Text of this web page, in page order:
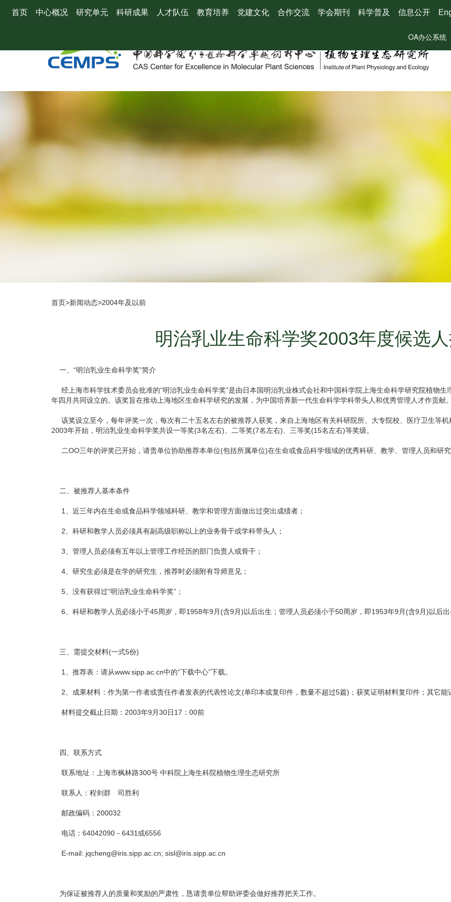
首页 中心概况 研究单元 科研成果 人才队伍 教育培养 党建文化 合作交流 学会期刊 科学普及 信息公开
OA办公系统
首页>新闻动态>2004年及以前
明治乳业生命科学奖2003年度候选
一、“明治乳业生命科学奖”简介
经上海市科学技术委员会批准的“明治乳业生命科学奖”是由日本国明治乳业株式会社和中国科学院上海生命科学研究院植物
年四月共同设立的。该奖旨在推动上海地区生命科学研究的发展，为中国培养新一代生命科学学科带头人和优秀管理人才作贡
该奖设立至今，每年评奖一次，每次有二十五名左右的被推荐人获奖，来自上海地区有关科研院所、大专院校、医疗卫生等
2003年开始，明治乳业生命科学奖共设一等奖(3名左右)、二等奖(7名左右)、三等奖(15名左右)等奖级。
二OO三年的评奖已开始，请贵单位协助推荐本单位(包括所属单位)在生命或食品科学领域的优秀科研、教学、管理人员和研
二、被推荐人基本条件
1、近三年内在生命或食品科学领域科研、教学和管理方面做出过突出成绩者；
2、科研和教学人员必须具有副高级职称以上的业务骨干或学科带头人；
3、管理人员必须有五年以上管理工作经历的部门负责人或骨干；
4、研究生必须是在学的研究生，推荐时必须附有导师意见；
5、没有获得过“明治乳业生命科学奖”；
6、科研和教学人员必须小于45周岁，即1958年9月(含9月)以后出生；管理人员必须小于50周岁，即1953年9月(含9月)以后
三、需提交材料(一式5份)
1、推荐表：请从www.sipp.ac.cn中的“下载中心”下载。
2、成果材料：作为第一作者或责任作者发表的代表性论文(单印本或复印件，数量不超过5篇)；获奖证明材料复印件；其它能
材料提交截止日期：2003年9月30日17：00前
四、联系方式
联系地址：上海市枫林路300号 中科院上海生科院植物生理生态研究所
联系人：程剑群 司胜利
邮政编码：200032
电话：64042090－6431或6556
E-mail: jqcheng@iris.sipp.ac.cn; sisl@iris.sipp.ac.cn
为保证被推荐人的质量和奖励的严肃性，恳请贵单位帮助评委会做好推荐把关工作。